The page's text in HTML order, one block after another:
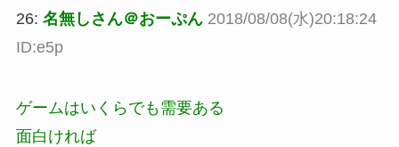
26: 名無しさん＠おーぷん 2018/08/08(水)20:18:24
ID:e5p
ゲームはいくらでも需要ある
面白ければ